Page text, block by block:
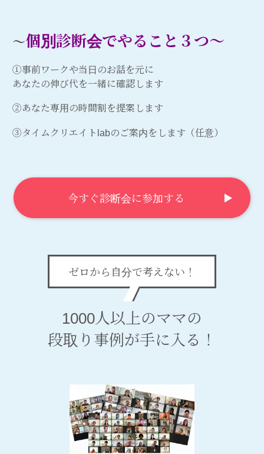
〜個別診断会でやること３つ〜
①事前ワークや当日のお話を元に
あなたの伸び代を一緒に確認します
②あなた専用の時間割を提案します
③タイムクリエイトlabのご案内をします（任意）
今すぐ診断会に参加する
ゼロから自分で考えない！
1000人以上のママの
段取り事例が手に入る！